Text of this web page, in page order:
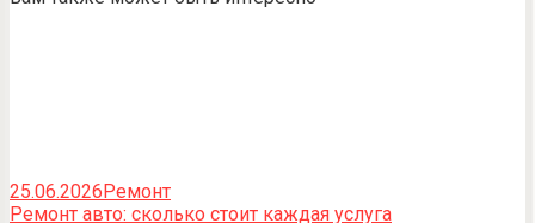
25.06.2026Ремонт
Ремонт авто: сколько стоит каждая услуга